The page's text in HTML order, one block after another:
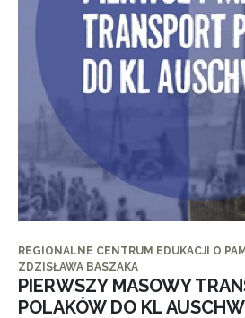
REGIONALNE CENTRUM EDUKACJI O
ZDZISŁAWA BASZAKA
PIERWSZY MASOWY
POLAKÓW DO KL